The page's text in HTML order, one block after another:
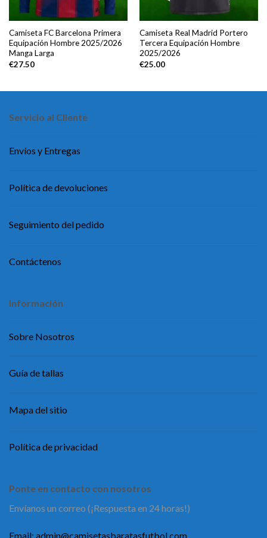
Camiseta FC Barcelona Primera
Equipación Hombre 2025/2026
Manga Larga
€27.50
Camiseta Real Madrid Portero
Tercera Equipación Hombre
2025/2026
€25.00
Servicio al Cliente
Envíos y Entregas
Política de devoluciones
Seguimiento del pedido
Contáctenos
Información
Sobre Nosotros
Guía de tallas
Mapa del sitio
Política de privacidad
Ponte en contacto con nosotros
Envíanos un correo (¡Respuesta en 24 horas!)
Email: admin@camisetasbaratasfutbol.com